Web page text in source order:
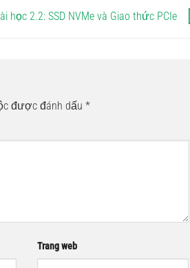
học 2.2: SSD NVMe và Giao thức PCIe
được đánh dấu *
Trang web